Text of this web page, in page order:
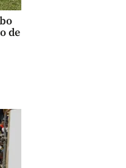
de